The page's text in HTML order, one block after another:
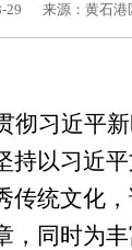
29 来源：黄石港
彻习近平
持以习近平
传统文化
，同时为